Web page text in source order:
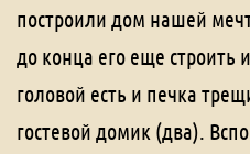
построили дом нашей
до конца его еще строить
головой есть и печка
гостевой домик (два).